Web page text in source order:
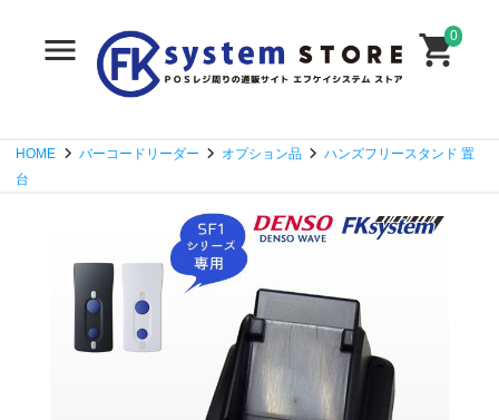
0
HOME バーコードリーダー オプション品
ハンズフリースタンド 置
台